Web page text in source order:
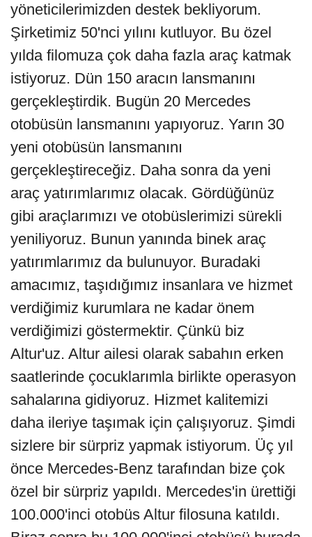
yöneticilerimizden destek bekliyorum.
Şirketimiz 50'nci yılını kutluyor. Bu özel
yılda filomuza çok daha fazla araç katmak
istiyoruz. Dün 150 aracın lansmanını
gerçekleştirdik. Bugün 20 Mercedes
otobüsün lansmanını yapıyoruz. Yarın 30
yeni otobüsün lansmanını
gerçekleştireceğiz. Daha sonra da yeni
araç yatırımlarımız olacak. Gördüğünüz
gibi araçlarımızı ve otobüslerimizi sürekli
yeniliyoruz. Bunun yanında binek araç
yatırımlarımız da bulunuyor. Buradaki
amacımız, taşıdığımız insanlara ve hizmet
verdiğimiz kurumlara ne kadar önem
verdiğimizi göstermektir. Çünkü biz
Altur'uz. Altur ailesi olarak sabahın erken
saatlerinde çocuklarımla birlikte operasyon
sahalarına gidiyoruz. Hizmet kalitemizi
daha ileriye taşımak için çalışıyoruz. Şimdi
sizlere bir sürpriz yapmak istiyorum. Üç yıl
önce Mercedes-Benz tarafından bize çok
özel bir sürpriz yapıldı. Mercedes'in ürettiği
100.000'inci otobüs Altur filosuna katıldı.